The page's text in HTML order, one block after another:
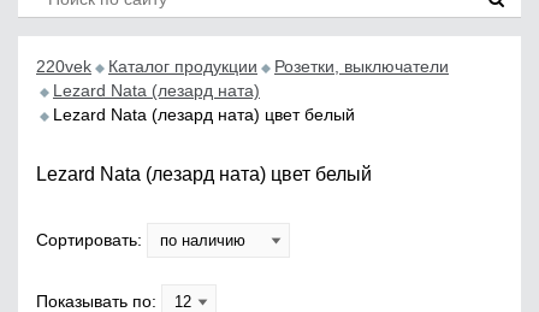
220vek Каталог продукции
Розетки, выключатели
Lezard Nata (лезард ната)
Lezard Nata (лезард ната) цвет белый
Lezard Nata (лезард ната) цвет белый
Сортировать:
Показывать по: